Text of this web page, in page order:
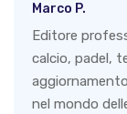
Marco P.
Editore
calcio, padel,
nel mondo